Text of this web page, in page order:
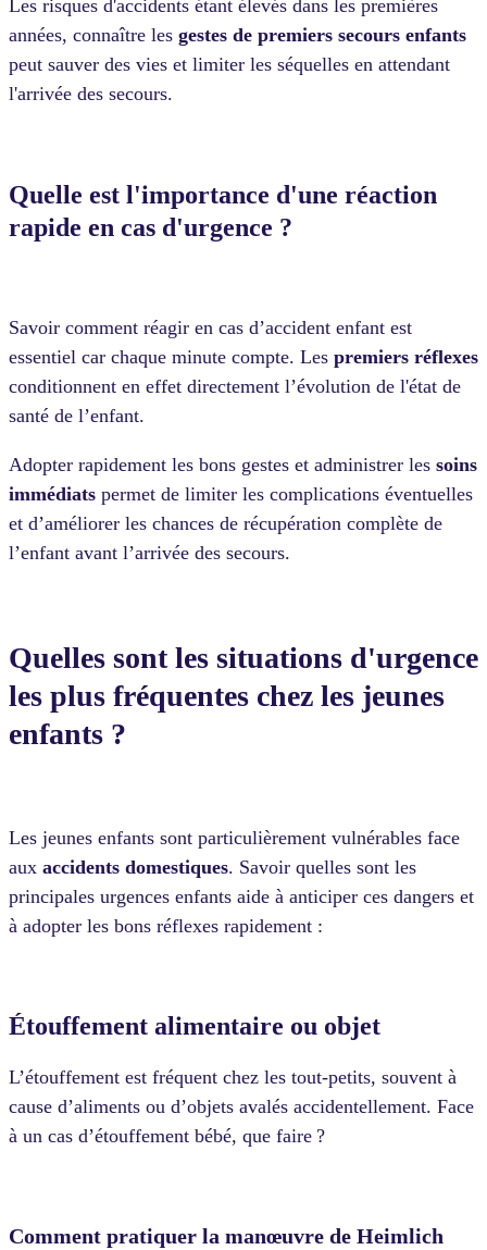
Les risques d'accidents étant élevés dans les premières
années, connaître les gestes de premiers secours enfants
peut sauver des vies et limiter les séquelles en attendant
l'arrivée des secours.
Quelle est l'importance d'une réaction
rapide en cas d'urgence ?
Savoir comment réagir en cas d’accident enfant est
essentiel car chaque minute compte. Les premiers réflexes
conditionnent en effet directement l’évolution de l'état de
santé de l’enfant.
Adopter rapidement les bons gestes et administrer les soins
immédiats permet de limiter les complications éventuelles
et d’améliorer les chances de récupération complète de
l’enfant avant l’arrivée des secours.
Quelles sont les situations d'urgence
les plus fréquentes chez les jeunes
enfants ?
Les jeunes enfants sont particulièrement vulnérables face
aux accidents domestiques. Savoir quelles sont les
principales urgences enfants aide à anticiper ces dangers et
à adopter les bons réflexes rapidement :
Étouffement alimentaire ou objet
L’étouffement est fréquent chez les tout-petits, souvent à
cause d’aliments ou d’objets avalés accidentellement. Face
à un cas d’étouffement bébé, que faire ?
Comment pratiquer la manœuvre de Heimlich